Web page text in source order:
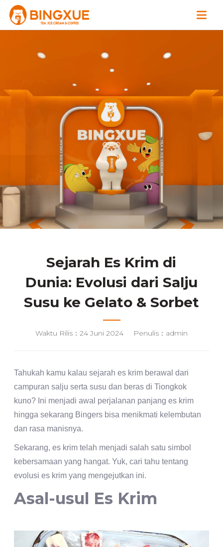
Sejarah Es Krim di
Dunia: Evolusi dari Salju
Susu ke Gelato & Sorbet
Waktu Rilis：24 Juni 2024 Penulis：admin
Tahukah kamu kalau sejarah es krim berawal dari
campuran salju serta susu dan beras di Tiongkok
kuno? Ini menjadi awal perjalanan panjang es krim
hingga sekarang Bingers bisa menikmati kelembutan
dan rasa manisnya.
Sekarang, es krim telah menjadi salah satu simbol
kebersamaan yang hangat. Yuk, cari tahu tentang
evolusi es krim yang mengejutkan ini.
Asal-usul Es Krim